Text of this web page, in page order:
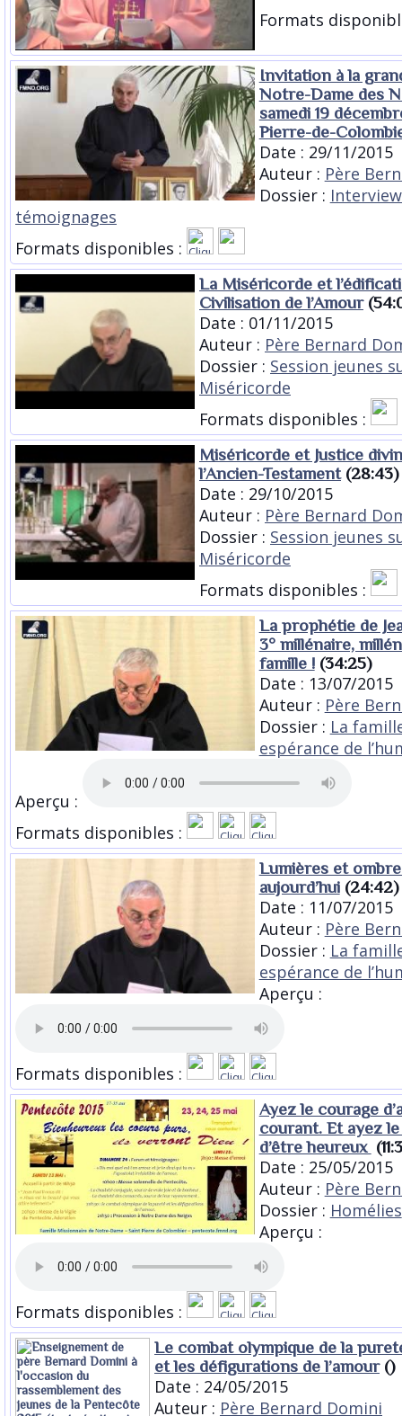
Formats
Invitation à la
Notre-Dame des
samedi 19
Pierre-de-
Date : 29/11/2015
Auteur : Père
Dossier :
témoignages
Formats disponibles :
La Miséricorde et
Civilisation de l’Amour
Date : 01/11/2015
Auteur : Père Bernard
Dossier : Session jeunes
Miséricorde
Formats disponibles :
Miséricorde et Justice
l’Ancien-Testament(28:43)
Date : 29/10/2015
Auteur : Père Bernard
Dossier : Session jeunes
Miséricorde
Formats disponibles :
La prophétie de
3° millénaire,
famille !(34:25)
Date : 13/07/2015
Auteur : Père
Dossier : La
espérance de
Aperçu :
Formats disponibles :
Lumières et
aujourd’hui(24:42)
Date : 11/07/2015
Auteur : Père
Dossier : La
espérance de
Aperçu :
Formats disponibles :
Ayez le courage
courant. Et ayez
d’être heureux
Date : 25/05/2015
Auteur : Père
Dossier : Homélies
Aperçu :
Formats disponibles :
Le combat olympique de la
et les défigurations de l’amour()
Date : 24/05/2015
Auteur : Père Bernard Domini